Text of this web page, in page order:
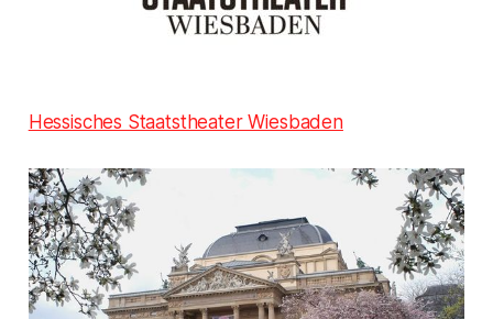
Hessisches Staatstheater Wiesbaden